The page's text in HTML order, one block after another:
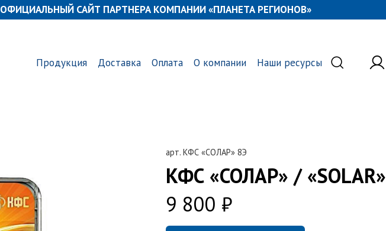
ОФИЦИАЛЬНЫЙ САЙТ ПАРТНЕРА КОМПАНИИ «ПЛАНЕТА РЕГИОНОВ»
Продукция Доставка Оплата О компании Наши ресурсы
арт. КФС «СОЛАР» 8Э
КФС «СОЛАР»​ / «SOLAR​»
9 800 ₽